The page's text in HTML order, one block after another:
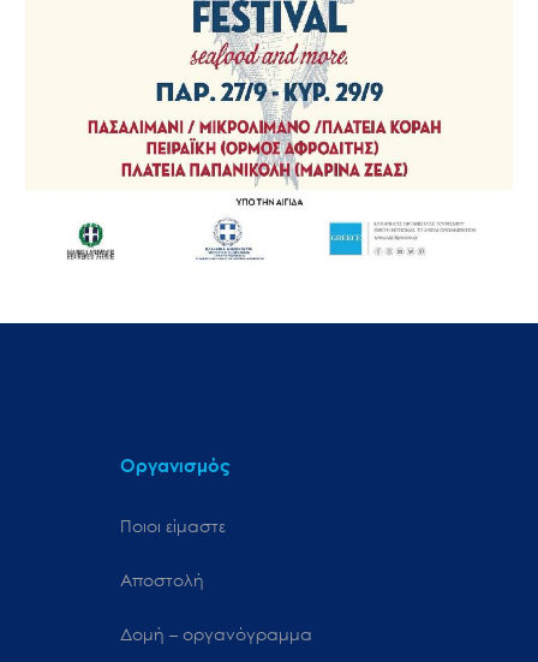
Οργανισμός
Ποιοι είμαστε
Αποστολή
Δομή – οργανόγραμμα